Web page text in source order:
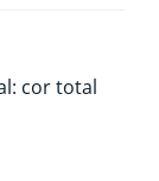
cor total